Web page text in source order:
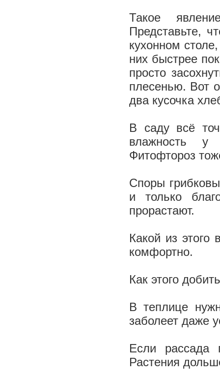
Такое
Представьте,
кухонном
них быстрее
просто
плесенью. Вот
два кусочка
В саду всё
влажность у
Фитофтороз
Споры
и только
прорастают.
Какой из этого
комфортно.
Как этого
В теплице
заболеет даже
Если рассада
Растения